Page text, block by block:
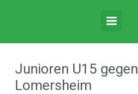
Junioren U15 gegen
Lomersheim